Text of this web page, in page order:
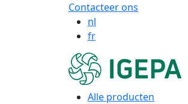
Contacteer ons
nl
fr
Alle producten